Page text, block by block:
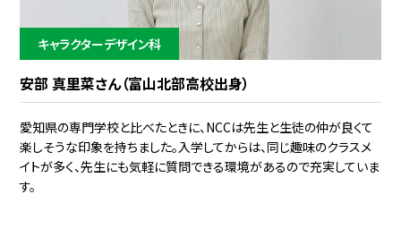
キャラクターデザイン科
安部 真里菜さん（富山北部高校出身）
愛知県の専門学校と比べたときに、NCCは先生と生徒の仲が良くて
楽しそうな印象を持ちました。入学してからは、同じ趣味のクラスメ
イトが多く、先生にも気軽に質問できる環境があるので充実していま
す。